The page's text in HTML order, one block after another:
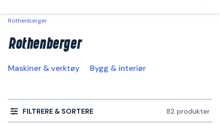
Rothenberger
Rothenberger
Maskiner & verktøy Bygg & interiør
FILTRERE & SORTERE 82 produkter